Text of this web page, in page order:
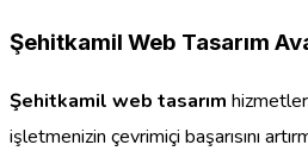
Şehitkamil Web Tasarım
Şehitkamil web tasarım
işletmenizin çevrimiçi başarısını